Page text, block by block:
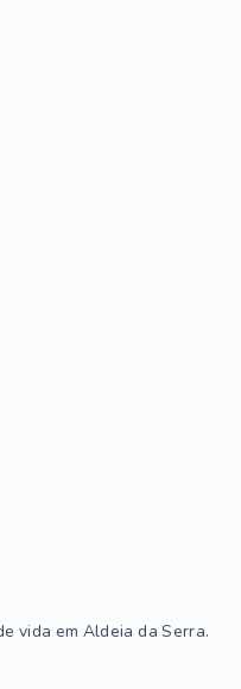
vida em Aldeia da Serra.